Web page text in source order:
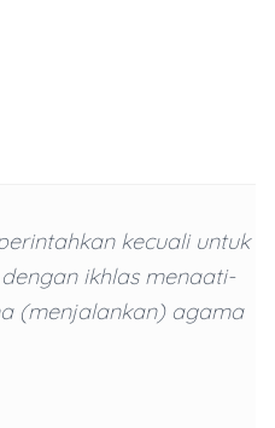
kecuali untuk
ikhlas menaati-
(menjalankan) agama